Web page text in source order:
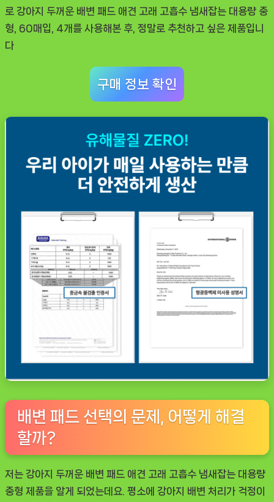
수
템
로 강아지 두꺼운 배변 패드 애견 고래 고흡수 냄새잡는 대용량 중
형, 60매입, 4개를 사용해본 후, 정말로 추천하고 싶은 제품입니
다
구매 정보 확인
배변 패드 선택의 문제, 어떻게 해결
할까?
저는 강아지 두꺼운 배변 패드 애견 고래 고흡수 냄새잡는 대용량
중형 제품을 알게 되었는데요. 평소에 강아지 배변 처리가 걱정이